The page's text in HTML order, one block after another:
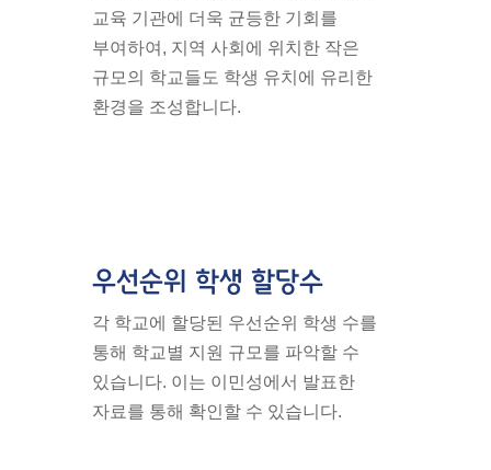
교육 기관에 더욱 균등한 기회를
부여하여, 지역 사회에 위치한 작은
규모의 학교들도 학생 유치에 유리한
환경을 조성합니다.
우선순위 학생 할당수
각 학교에 할당된 우선순위 학생 수를
통해 학교별 지원 규모를 파악할 수
있습니다. 이는 이민성에서 발표한
자료를 통해 확인할 수 있습니다.